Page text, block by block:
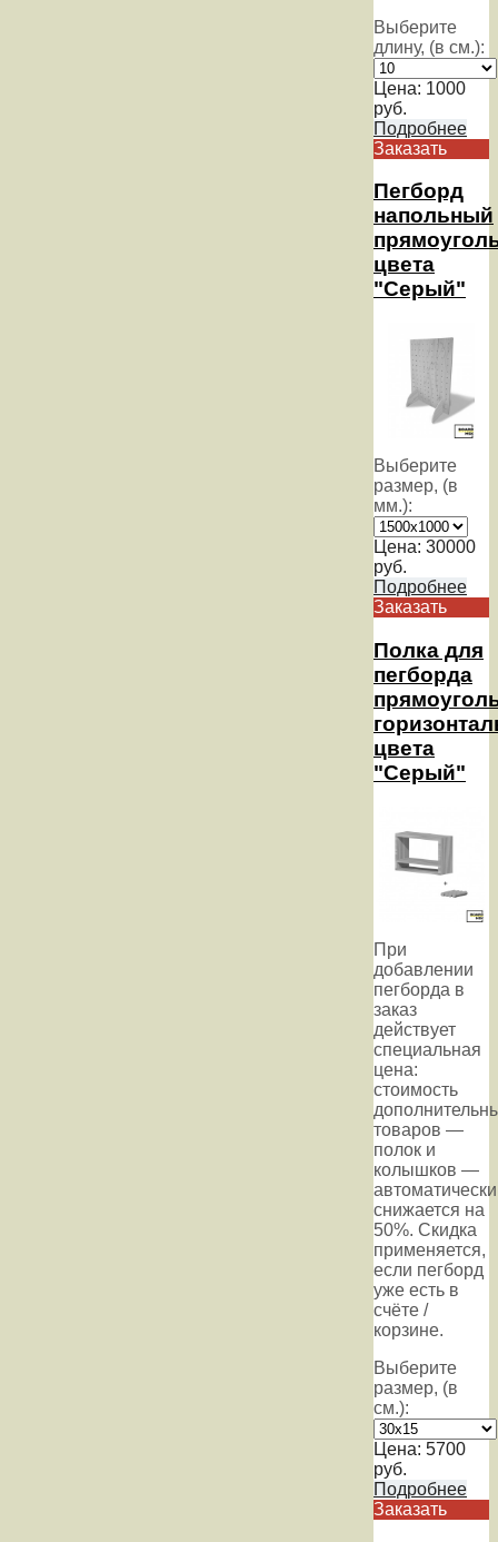
Выберите
длину, (в см.):
Цена: 1000
руб.
Подробнее
Заказать
Пегборд
напольный
цвета
"Серый"
Выберите
размер, (в
мм.):
Цена: 30000
руб.
Подробнее
Заказать
Полка для
пегборда
цвета
"Серый"
При
добавлении
пегборда в
заказ
действует
специальная
цена:
стоимость
товаров —
полок и
колышков —
автоматически
снижается на
50%. Скидка
применяется,
если пегборд
уже есть в
счёте /
корзине.
Выберите
размер, (в
см.):
Цена: 5700
руб.
Подробнее
Заказать